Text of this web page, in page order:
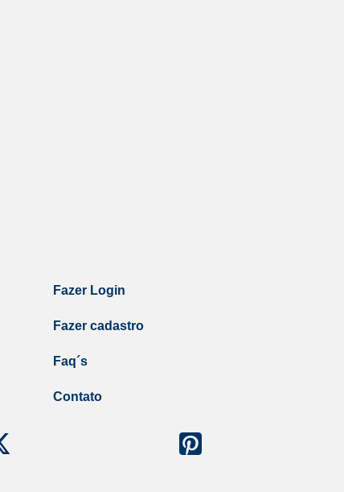
Fazer Login
Fazer cadastro
Faq´s
Contato